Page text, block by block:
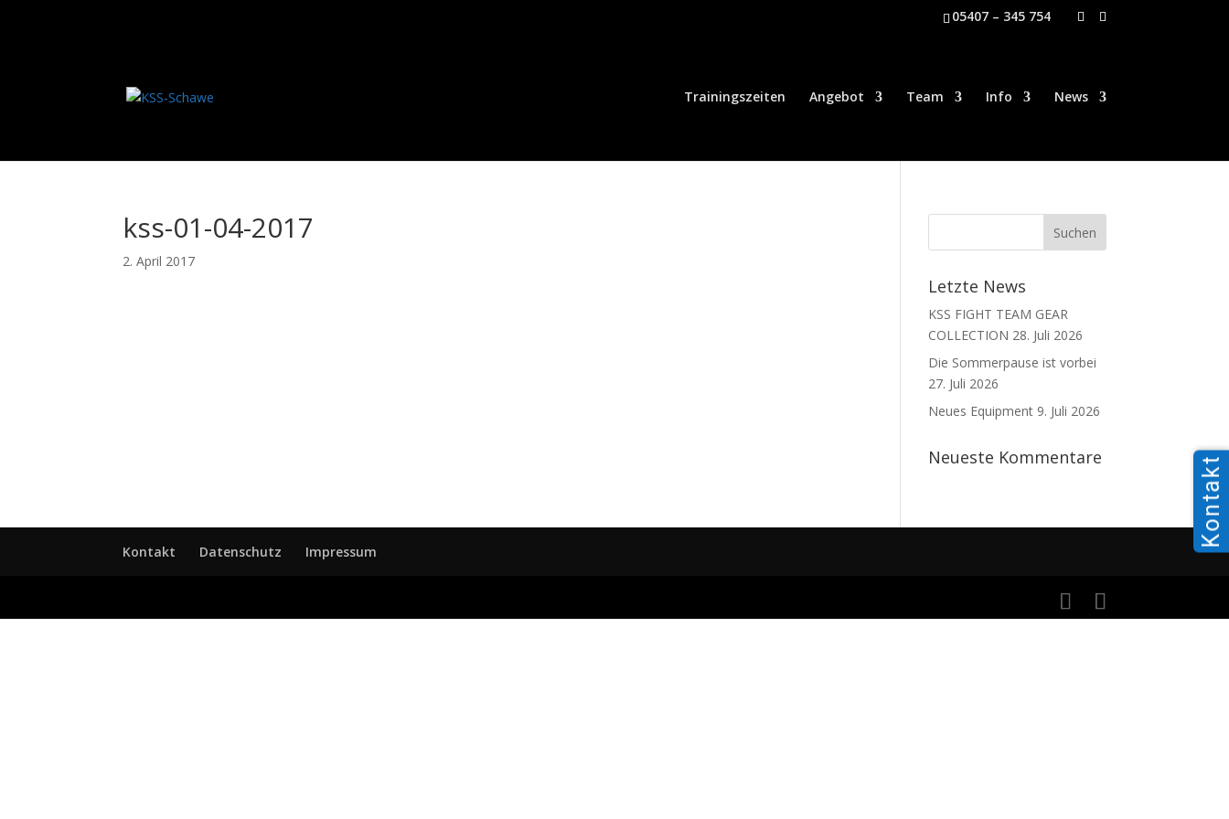
05407 – 345 754
Trainingszeiten Angebot Team Info News
kss-01-04-2017
2. April 2017
Letzte News
KSS FIGHT TEAM GEAR
COLLECTION 28. Juli 2026
Die Sommerpause ist vorbei
27. Juli 2026
Neues Equipment 9. Juli 2026
Neueste Kommentare
Kontakt Datenschutz Impressum
Kontakt